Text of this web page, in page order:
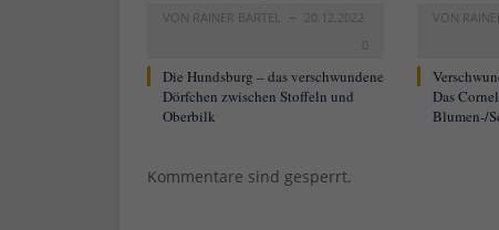
VON RAINER BARTEL
20.12.2022
0
Die Hundsburg – das verschwundene
Dörfchen zwischen Stoffeln und
Oberbilk
VON
Das
Blumen-/
Kommentare sind gesperrt.